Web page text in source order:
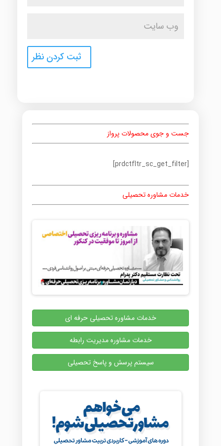
جست و جوی محصولات پرواز
[prdctfltr_sc_get_filter]
خدمات مشاوره تحصیلی
خدمات مشاوره تحصیلی حرفه ای
خدمات مشاوره مدیریت رابطه
سیستم پرسش و پاسخ تحصیلی